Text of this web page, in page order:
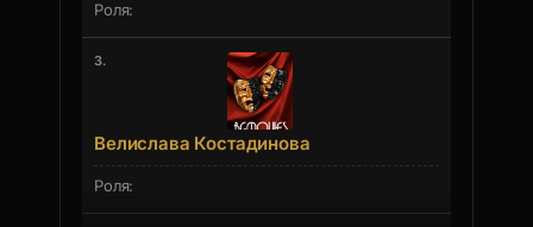
3.
Велислава Костадинова